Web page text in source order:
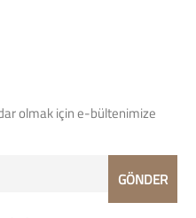
olmak için e-bültenimize